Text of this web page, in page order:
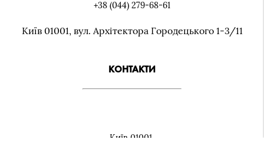
+38 (044) 279-68-61
Київ 01001, вул. Архiтектора Городецького 1-3/11
КОНТАКТИ
Київ 01001,